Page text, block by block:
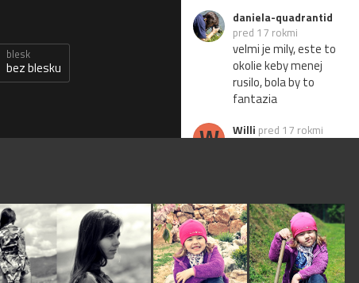
blesk
bez blesku
daniela-quadrantid
pred 17 rokmi
velmi je mily, este to
okolie keby menej
rusilo, bola by to
fantazia
W Willi pred 17 rokmi
fesak
M Martapred 17 rokmi
chudáčik Charlie,
krásne foto